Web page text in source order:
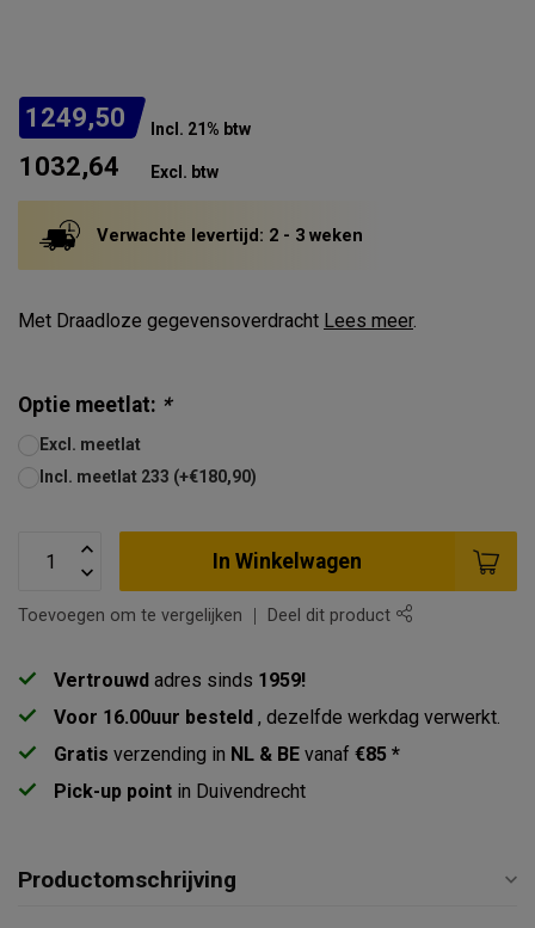
1249,50 Incl. 21% btw
1032,64 Excl. btw
Verwachte levertijd: 2 - 3 weken
Met Draadloze gegevensoverdracht Lees meer.
Optie meetlat: *
Excl. meetlat
Incl. meetlat 233 (+€180,90)
In Winkelwagen
Toevoegen om te vergelijken Deel dit product
Vertrouwd adres sinds 1959!
Voor 16.00uur besteld , dezelfde werkdag verwerkt.
Gratis verzending in NL & BE vanaf €85 *
Pick-up point in Duivendrecht
Productomschrijving